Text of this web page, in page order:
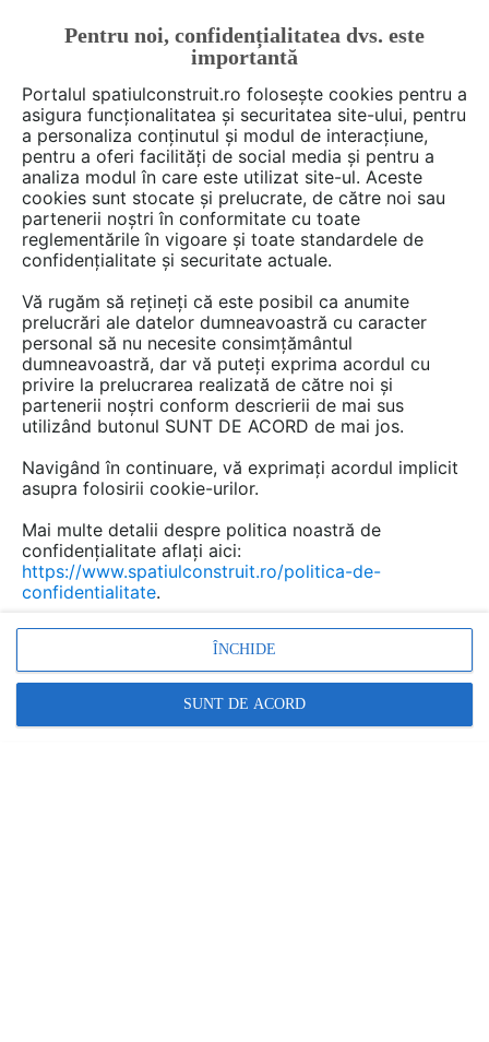
FĂ-ȚI CONT
CUM SE FACE
EȘTI AICI: De citit Articole Depozitare rezidentiala arh.
Soluții pentru a depozita
sticlele de vin în bucătărie
Indiferent daca primiti frecvent musafiri sau
organizati petreceri acasa, vinul trebuie sa fie
la indemana si pastrat in conditii optime.
Pentru aceasta, am gasit o serie de solutii care
se pot adapta in functie de spatiul pe care il
aveti la dispozitie. Iata cinci idei din care sa va
inspirati.
Pentru noi, confidențialitatea dvs. este
importantă
Portalul spatiulconstruit.ro folosește cookies pentru a
asigura funcționalitatea și securitatea site-ului, pentru
a personaliza conținutul și modul de interacțiune,
pentru a oferi facilități de social media și pentru a
analiza modul în care este utilizat site-ul. Aceste
cookies sunt stocate și prelucrate, de către noi sau
partenerii noștri în conformitate cu toate
reglementările în vigoare și toate standardele de
confidențialitate și securitate actuale.
Vă rugăm să rețineți că este posibil ca anumite
prelucrări ale datelor dumneavoastră cu caracter
personal să nu necesite consimțământul
dumneavoastră, dar vă puteți exprima acordul cu
privire la prelucrarea realizată de către noi și
partenerii noștri conform descrierii de mai sus
utilizând butonul SUNT DE ACORD de mai jos.
Navigând în continuare, vă exprimați acordul implicit
asupra folosirii cookie-urilor.
Mai multe detalii despre politica noastră de
confidențialitate aflați aici:
https://www.spatiulconstruit.ro/politica-de-
confidentialitate.
ÎNCHIDE
SUNT DE ACORD